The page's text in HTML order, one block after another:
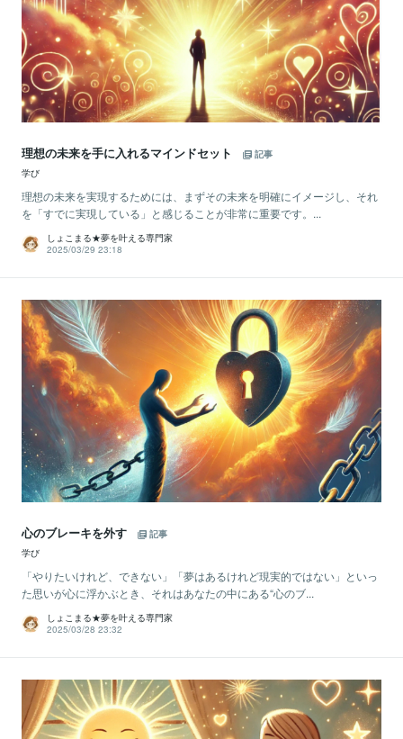
理想の未来を手に入れるマインドセット
記事
学び
理想の未来を実現するためには、まずその未来を明確にイメージし、それ
を「すでに実現している」と感じることが非常に重要です。...
しょこまる★夢を叶える専門家
2025/03/29 23:18
心のブレーキを外す
記事
学び
「やりたいけれど、できない」「夢はあるけれど現実的ではない」といっ
た思いが心に浮かぶとき、それはあなたの中にある“心のブ...
しょこまる★夢を叶える専門家
2025/03/28 23:32